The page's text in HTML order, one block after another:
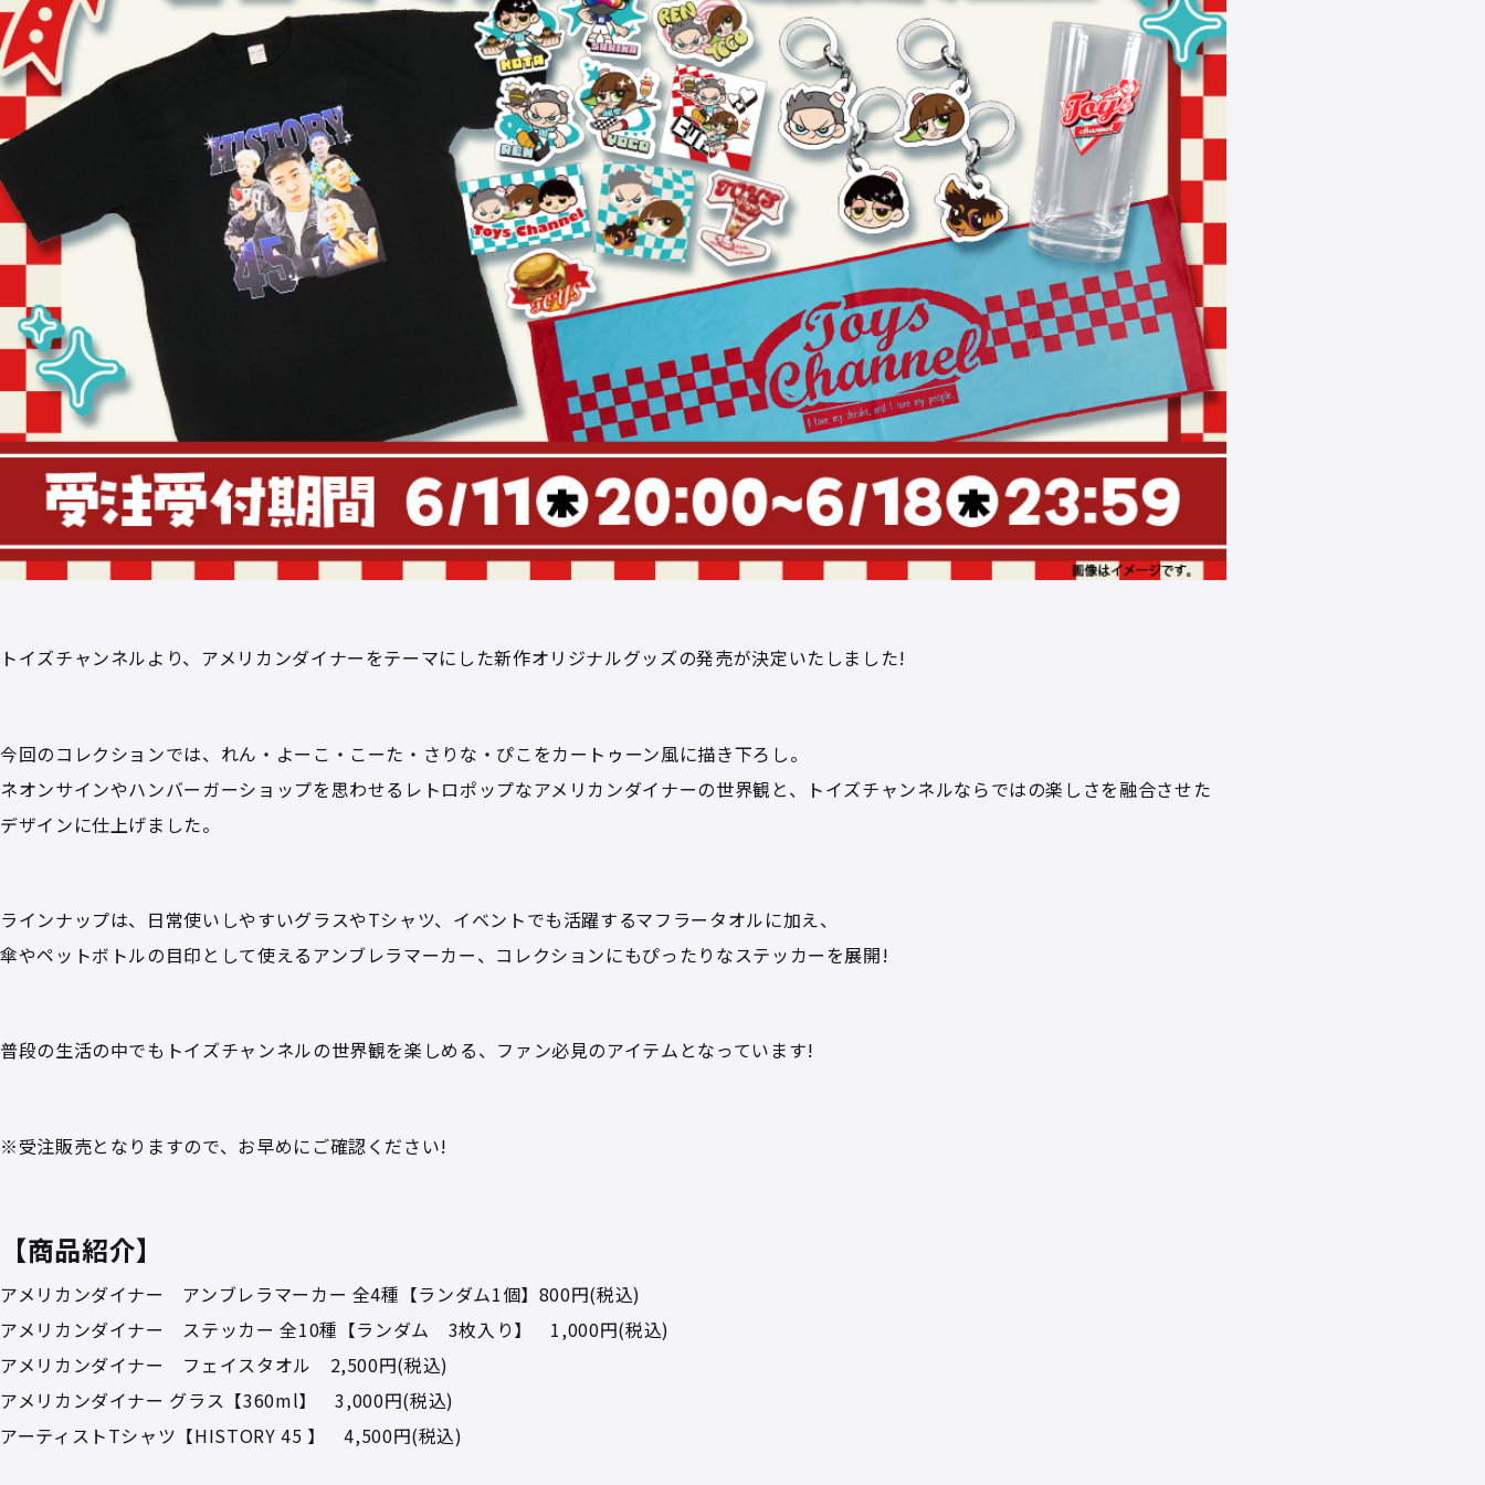
トイズチャンネルより、アメリカンダイナーをテーマにした新作オリジナルグッズの発売が決定いたしました!
今回のコレクションでは、れん・よーこ・こーた・さりな・ぴこをカートゥーン風に描き下ろし。
ネオンサインやハンバーガーショップを思わせるレトロポップなアメリカンダイナーの世界観と、トイズチャンネルならではの楽しさを融合させた
デザインに仕上げました。
ラインナップは、日常使いしやすいグラスやTシャツ、イベントでも活躍するマフラータオルに加え、
傘やペットボトルの目印として使えるアンブレラマーカー、コレクションにもぴったりなステッカーを展開!
普段の生活の中でもトイズチャンネルの世界観を楽しめる、ファン必見のアイテムとなっています!
※受注販売となりますので、お早めにご確認ください!
【商品紹介】
アメリカンダイナー アンブレラマーカー 全4種【ランダム1個】800円(税込)
アメリカンダイナー ステッカー 全10種【ランダム 3枚入り】 1,000円(税込)
アメリカンダイナー フェイスタオル 2,500円(税込)
アメリカンダイナー グラス【360ml】 3,000円(税込)
アーティストTシャツ【HISTORY 45 】 4,500円(税込)